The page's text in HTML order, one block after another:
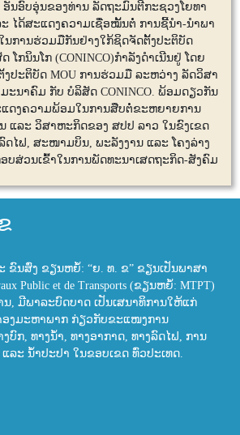
ນອົບອຸ່ນຂອງທ່ານ ລັດຖະມົນຕີກະຊວງໂຍທາ
ໄດ້ສະແດງຄວາມເຊື່ອໝັ້ນຕໍ່ ການຊີ້ນໍາ-ນໍາພາ
ນການຮ່ວມມືກັນຢ່າງໃກ້ຊິດຈັດຕັ້ງປະຕິບັດ
ໂກນິນໂກ (CONINCO)ກຳລັງດຳເນີນຢູ່ ໂດຍ
ປະຕິບັດ MOU ການຮ່ວມມື ລະຫວ່າງ ລັດວິສາ
ະນາຄົມ ກັບ ບໍລິສັດ CONINCO. ພ້ອມດຽວກັນ
ແດງຄວາມພ້ອມໃນການສືບຕໍ່ຂະຫຍາຍການ
ແລະ ວິສາຫະກິດຂອງ ສປປ ລາວ ໃນຂົງເຂດ
ດໄຟ, ສະໜາມບິນ, ພະລັງງານ ແລະ ໂຄງລ່າງ
ບສ່ວນເຂົ້າໃນການພັດທະນາເສດຖະກິດ-ສັງຄົມ
ຂົນສົ່ງ ຂຽນຫຍໍ້: “ຍ. ທ. ຂ” ຂຽນເປັນພາສາ
Public et de Transports (ຂຽນຫຍໍ້: MTPT)
, ມີພາລະບົດບາດ ເປັນເສນາທິການໃຫ້ແກ່
ງມະຫາພາກ ກ່ຽວກັບຂະແໜງການ
ບົກ, ທາງນ້ຳ, ທາງອາກາດ, ທາງລົດໄຟ, ການ
ລະ ນ້ຳປະປາ ໃນຂອບເຂດ ທົ່ວປະເທດ.